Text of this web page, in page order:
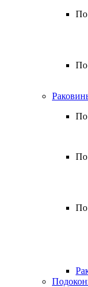
По
По
По
По
По